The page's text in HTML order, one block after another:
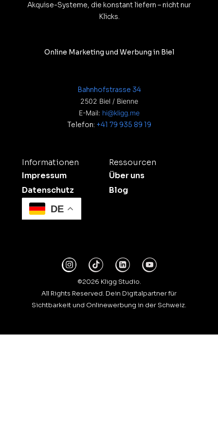
Akquise-Systeme, die konstant liefern – nicht nur
Klicks.
Online Marketing und Werbung in Biel
Bahnhofstrasse 34
2502 Biel / Bienne
E-Mail: hi@kligg.me
Telefon: +41 79 935 89 19
Informationen
Impressum
Datenschutz
Ressourcen
Über uns
Blog
DE
©2026 Kligg Studio.
All Rights Reserved. Dein Digitalpartner für
Sichtbarkeit und Onlinewerbung in der Schweiz.